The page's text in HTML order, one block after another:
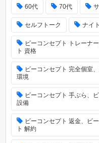
60代 70代
セルフトーク ナイ
ビーコンセプト トレーナ
ト 資格
ビーコンセプト 完全個室
環境
ビーコンセプト 手ぶら、
設備
ビーコンセプト 返金、ビ
ト 解約